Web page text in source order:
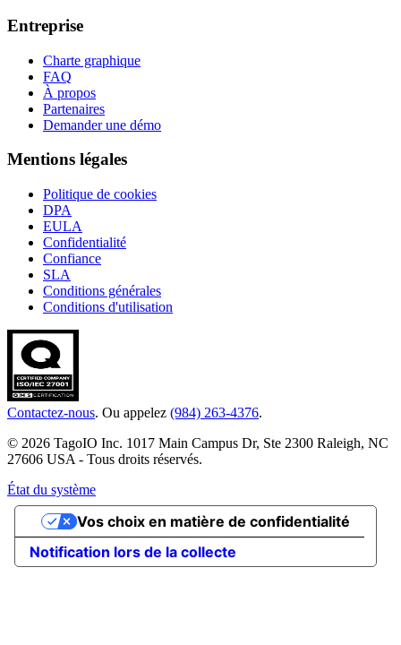
Entreprise
Charte graphique
FAQ
À propos
Partenaires
Demander une démo
Mentions légales
Politique de cookies
DPA
EULA
Confidentialité
Confiance
SLA
Conditions générales
Conditions d'utilisation
Contactez-nous. Ou appelez (984) 263-4376.
© 2026 TagoIO Inc. 1017 Main Campus Dr, Ste 2300 Raleigh, NC
27606 USA - Tous droits réservés.
État du système
Notification lors de la collecte
Vos choix en matière de confidentialité